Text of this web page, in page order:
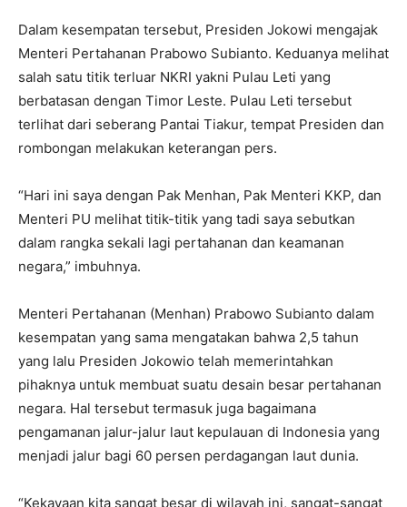
Dalam kesempatan tersebut, Presiden Jokowi mengajak
Menteri Pertahanan Prabowo Subianto. Keduanya melihat
salah satu titik terluar NKRI yakni Pulau Leti yang
berbatasan dengan Timor Leste. Pulau Leti tersebut
terlihat dari seberang Pantai Tiakur, tempat Presiden dan
rombongan melakukan keterangan pers.
“Hari ini saya dengan Pak Menhan, Pak Menteri KKP, dan
Menteri PU melihat titik-titik yang tadi saya sebutkan
dalam rangka sekali lagi pertahanan dan keamanan
negara,” imbuhnya.
Menteri Pertahanan (Menhan) Prabowo Subianto dalam
kesempatan yang sama mengatakan bahwa 2,5 tahun
yang lalu Presiden Jokowio telah memerintahkan
pihaknya untuk membuat suatu desain besar pertahanan
negara. Hal tersebut termasuk juga bagaimana
pengamanan jalur-jalur laut kepulauan di Indonesia yang
menjadi jalur bagi 60 persen perdagangan laut dunia.
“Kekayaan kita sangat besar di wilayah ini, sangat-sangat